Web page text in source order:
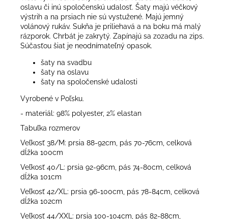
oslavu či inú spoločenskú udalosť. Šaty majú véčkový
výstrih a na prsiach nie sú vystužené. Majú jemný
volánový rukáv. Sukňa je priliehavá a na boku má malý
rázporok. Chrbát je zakrytý. Zapínajú sa zozadu na zips.
Súčasťou šiat je neodnímateľný opasok.
šaty na svadbu
šaty na oslavu
šaty na spoločenské udalosti
Vyrobené v Poľsku.
- materiál: 98% polyester, 2% elastan
Tabuľka rozmerov
Veľkosť 38/M: prsia 88-92cm, pás 70-76cm, celková
dĺžka 100cm
Veľkosť 40/L: prsia 92-96cm, pás 74-80cm, celková
dĺžka 101cm
Veľkosť 42/XL: prsia 96-100cm, pás 78-84cm, celková
dĺžka 102cm
Veľkosť 44/XXL: prsia 100-104cm, pás 82-88cm,